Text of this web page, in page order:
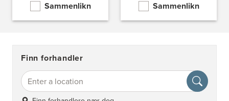
Sammenlikn Sammenlikn
Finn forhandler